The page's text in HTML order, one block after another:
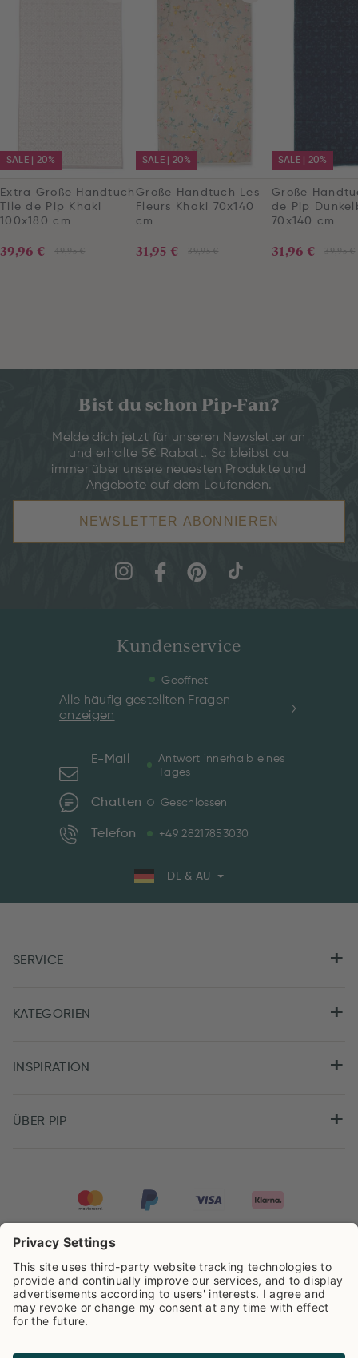
SALE | 20%
Extra Große Handtuch
Tile de Pip Khaki
100x180 cm
49,95 €
39,96 €
SALE | 20%
Große Handtuch Les
Fleurs Khaki 70x140
cm
39,95 €
31,95 €
SALE | 20%
Große
de Pip
70x140 cm
39,95 €
31,96 €
Bist du schon Pip-Fan?
Melde dich jetzt für unseren Newsletter an
und erhalte 5€ Rabatt. So bleibst du
immer über unsere neuesten Produkte und
Angebote auf dem Laufenden.
NEWSLETTER ABONNIEREN
Kundenservice
Geöffnet
Alle häufig gestellten Fragen
anzeigen
E-Mail
Antwort innerhalb eines
Tages
Chatten Geschlossen
Telefon +49 28217853030
DE & AU
SERVICE
KATEGORIEN
INSPIRATION
ÜBER PIP
auf der Grundlage von8.959Rezensionen ausgezeichnet.